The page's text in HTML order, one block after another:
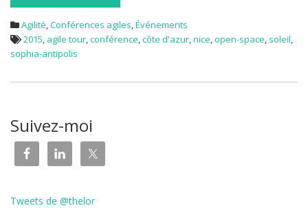
Agilité,Conférences agiles,Événements
2015, agile tour,conférence,côte d'azur,nice,open-space, soleil,
sophia-antipolis
Suivez-moi
Tweets de @thelor